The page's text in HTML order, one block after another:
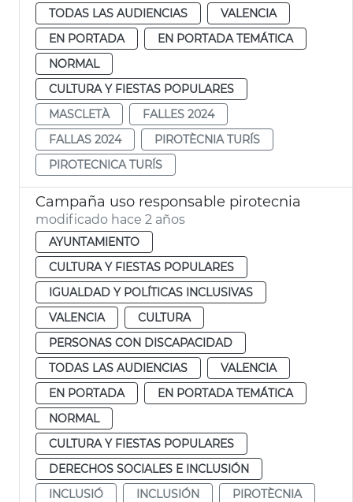
TODAS LAS AUDIENCIAS
VALENCIA
EN PORTADA
EN PORTADA TEMÁTICA
NORMAL
CULTURA Y FIESTAS POPULARES
MASCLETÀ
FALLES 2024
FALLAS 2024
PIROTÈCNIA TURÍS
PIROTECNICA TURÍS
Campaña uso responsable pirotecnia
modificado hace 2 años
AYUNTAMIENTO
CULTURA Y FIESTAS POPULARES
IGUALDAD Y POLÍTICAS INCLUSIVAS
VALENCIA
CULTURA
PERSONAS CON DISCAPACIDAD
TODAS LAS AUDIENCIAS
VALENCIA
EN PORTADA
EN PORTADA TEMÁTICA
NORMAL
CULTURA Y FIESTAS POPULARES
DERECHOS SOCIALES E INCLUSIÓN
INCLUSIÓ
INCLUSIÓN
PIROTÈCNIA